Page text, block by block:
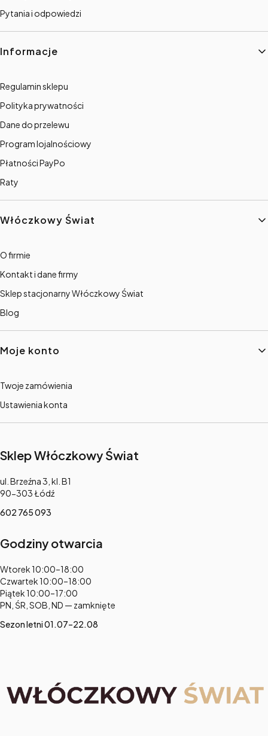
Pytania i odpowiedzi
Informacje
Regulamin sklepu
Polityka prywatności
Dane do przelewu
Program lojalnościowy
Płatności PayPo
Raty
Włóczkowy Świat
O firmie
Kontakt i dane firmy
Sklep stacjonarny Włóczkowy Świat
Blog
Moje konto
Twoje zamówienia
Ustawienia konta
Sklep Włóczkowy Świat
Adres:
ul. Brzeźna 3, kl. B1
90-303 Łódź
602 765 093
Godziny otwarcia
Adres:
Wtorek 10:00–18:00
Czwartek 10:00–18:00
Piątek 10:00–17:00
PN, ŚR, SOB, ND — zamknięte
Sezon letni 01.07–22.08